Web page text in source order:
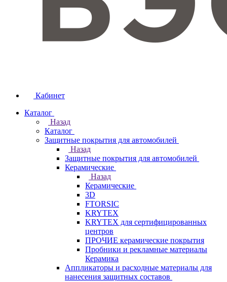
Кабинет
Каталог
Назад
Каталог
Защитные покрытия для автомобилей
Назад
Защитные покрытия для автомобилей
Керамические
Назад
Керамические
3D
FTORSIC
KRYTEX
KRYTEX для сертифицированных
центров
ПРОЧИЕ керамические покрытия
Пробники и рекламные материалы
Керамика
Аппликаторы и расходные материалы для
нанесения защитных составов